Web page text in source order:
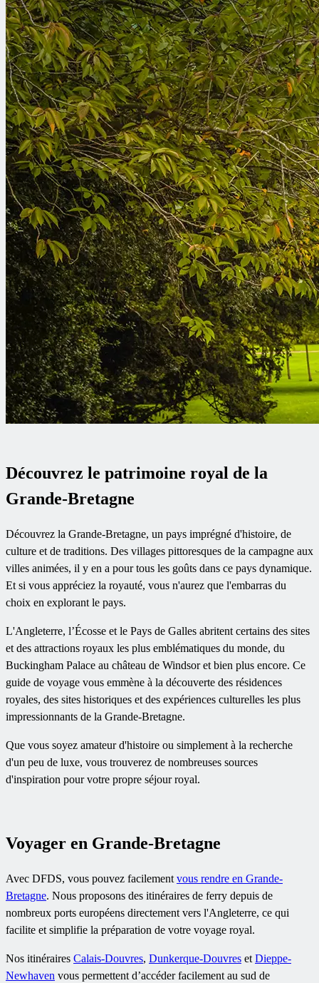
Découvrez le patrimoine royal de la
Grande-Bretagne
Découvrez la Grande-Bretagne, un pays imprégné d'histoire, de
culture et de traditions. Des villages pittoresques de la campagne aux
villes animées, il y en a pour tous les goûts dans ce pays dynamique.
Et si vous appréciez la royauté, vous n'aurez que l'embarras du
choix en explorant le pays.
L'Angleterre, l’Écosse et le Pays de Galles abritent certains des sites
et des attractions royaux les plus emblématiques du monde, du
Buckingham Palace au château de Windsor et bien plus encore. Ce
guide de voyage vous emmène à la découverte des résidences
royales, des sites historiques et des expériences culturelles les plus
impressionnants de la Grande-Bretagne.
Que vous soyez amateur d'histoire ou simplement à la recherche
d'un peu de luxe, vous trouverez de nombreuses sources
d'inspiration pour votre propre séjour royal.
Voyager en Grande-Bretagne
Avec DFDS, vous pouvez facilement vous rendre en Grande-
Bretagne. Nous proposons des itinéraires de ferry depuis de
nombreux ports européens directement vers l'Angleterre, ce qui
facilite et simplifie la préparation de votre voyage royal.
Nos itinéraires Calais-Douvres, Dunkerque-Douvres et Dieppe-
Newhaven vous permettent d’accéder facilement au sud de